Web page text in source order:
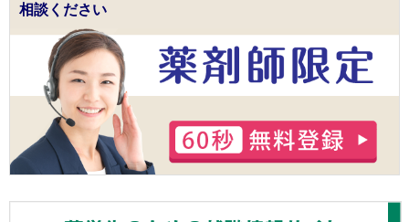
相談ください